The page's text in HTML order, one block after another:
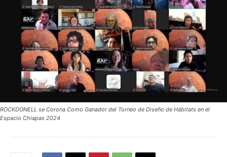
ROCKDONELL se Corona Como Ganador del Torneo de Diseño de Hábitats en el
Espacio Chiapas 2024